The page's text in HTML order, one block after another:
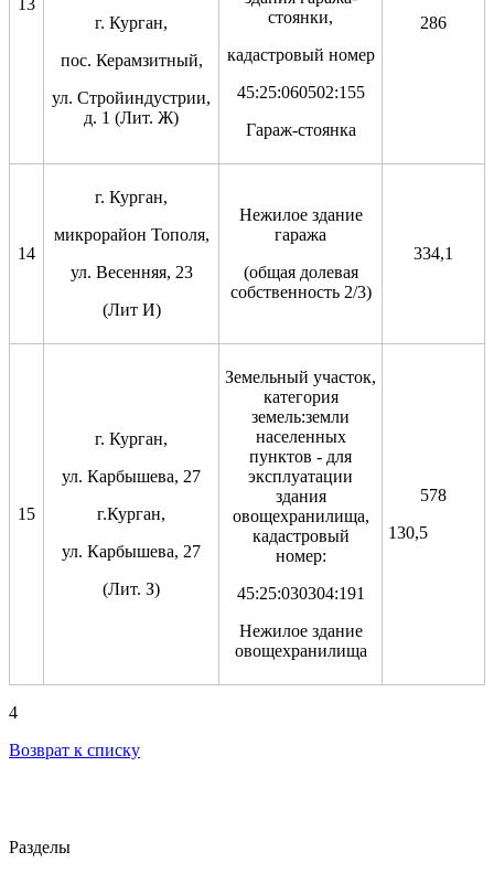
г. Курган,
пос. Керамзитный,
ул. Стройиндустрии,
д. 1 (Лит. Ж)
стоянки,
кадастровый номер
45:25:060502:155
Гараж-стоянка
286
14
г. Курган,
микрорайон Тополя,
ул. Весенняя, 23
(Лит И)
Нежилое здание
гаража
(общая долевая
собственность 2/3)
334,1
15
г. Курган,
ул. Карбышева, 27
г.Курган,
ул. Карбышева, 27
(Лит. З)
Земельный участок,
категория
земель:земли
населенных
пунктов - для
эксплуатации
здания
овощехранилища,
кадастровый
номер:
45:25:030304:191
Нежилое здание
овощехранилища
578
130,5
4
Возврат к списку
Разделы